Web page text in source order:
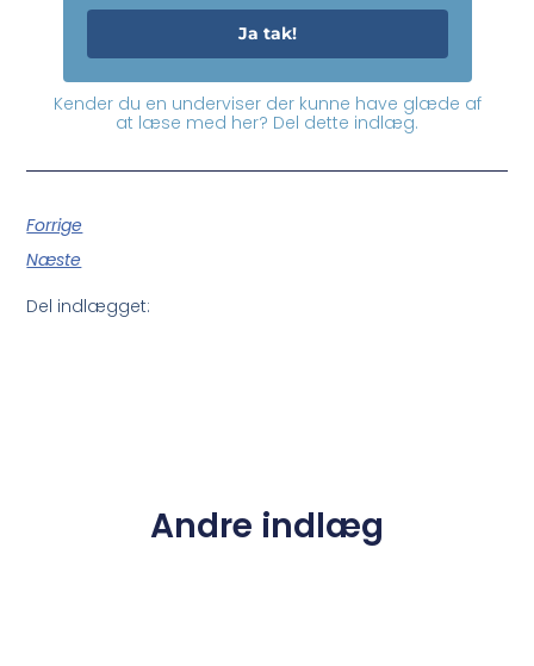
Ja tak!
Kender du en underviser der kunne have glæde af
at læse med her? Del dette indlæg.
Forrige
Næste
Del indlægget:
Andre indlæg